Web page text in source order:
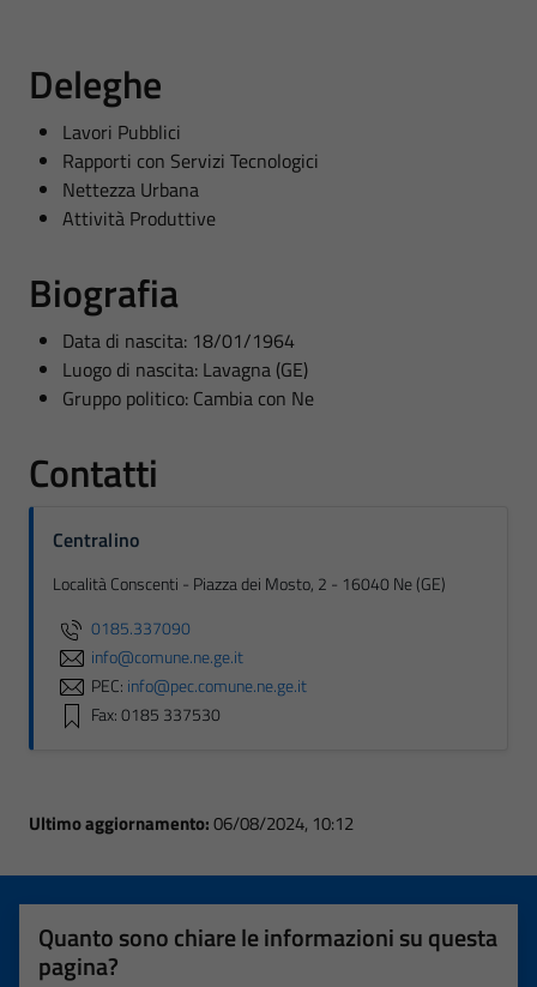
Deleghe
Lavori Pubblici
Rapporti con Servizi Tecnologici
Nettezza Urbana
Attività Produttive
Biografia
Data di nascita: 18/01/1964
Luogo di nascita: Lavagna (GE)
Gruppo politico: Cambia con Ne
Contatti
Centralino
Località Conscenti - Piazza dei Mosto, 2 - 16040 Ne (GE)
0185.337090
info@comune.ne.ge.it
PEC: info@pec.comune.ne.ge.it
Fax: 0185 337530
Ultimo aggiornamento:06/08/2024, 10:12
Quanto sono chiare le informazioni su questa
pagina?